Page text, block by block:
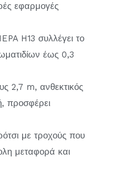
εφαρμογές
H13 συλλέγει το
έως 0,3
2,7 m, ανθεκτικός
προσφέρει
με τροχούς που
μεταφορά και